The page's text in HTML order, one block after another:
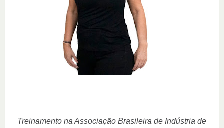
Treinamento na Associação Brasileira de Indústria de